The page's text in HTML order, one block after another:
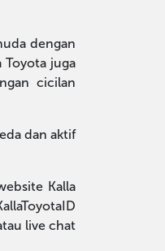
dengan
Toyota juga
cicilan
dan aktif
Kalla
live chat